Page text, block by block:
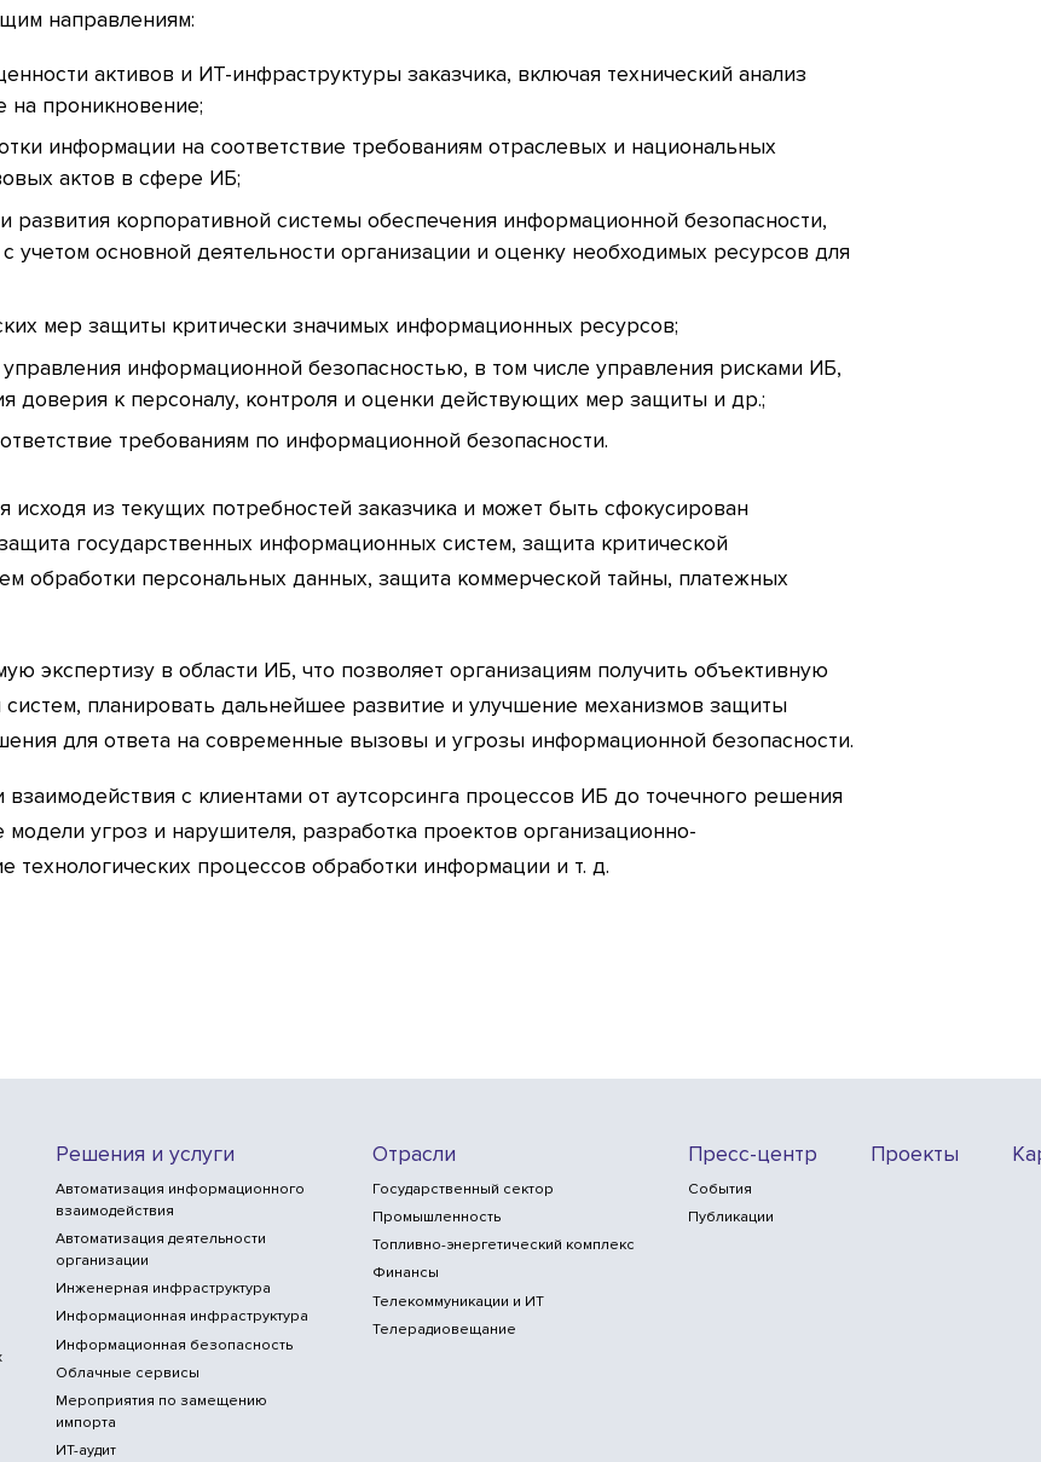
направлениям:
активов и ИТ-инфраструктуры заказчика, включая технический анализ
на проникновение;
информации на соответствие требованиям отраслевых и национальных
актов в сфере ИБ;
развития корпоративной системы обеспечения информационной безопасности,
учетом основной деятельности организации и оценку необходимых ресурсов для
мер защиты критически значимых информационных ресурсов;
информационной безопасностью, в том числе управления рисками ИБ,
доверия к персоналу, контроля и оценки действующих мер защиты и др.;
требованиям по информационной безопасности.
исходя из текущих потребностей заказчика и может быть сфокусирован
государственных информационных систем, защита критической
обработки персональных данных, защита коммерческой тайны, платежных
экспертизу в области ИБ, что позволяет организациям получить объективную
планировать дальнейшее развитие и улучшение механизмов защиты
для ответа на современные вызовы и угрозы информационной безопасности.
с клиентами от аутсорсинга процессов ИБ до точечного решения
модели угроз и нарушителя, разработка проектов организационно-
технологических процессов обработки информации и т. д.
Решения и услуги
Автоматизация информационного
взаимодействия
Автоматизация деятельности
организации
Инженерная инфраструктура
Информационная инфраструктура
Информационная безопасность
Облачные сервисы
Мероприятия по замещению
импорта
ИТ-аудит
Отрасли
Государственный сектор
Промышленность
Топливно-энергетический комплекс
Финансы
Телекоммуникации и ИТ
Телерадиовещание
Пресс-центр
События
Публикации
Проекты